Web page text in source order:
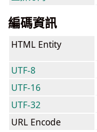
編碼資訊
HTML Entity
UTF-8
UTF-16
UTF-32
URL Encode